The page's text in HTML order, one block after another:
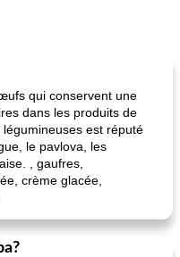
qui conservent une
dans les produits de
est réputé
le pavlova, les
, gaufres,
crème glacée,